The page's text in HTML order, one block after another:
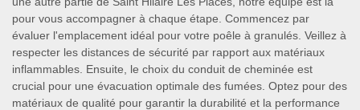
pour vous accompagner à chaque étape. Commencez par
évaluer l'emplacement idéal pour votre poêle à granulés. Veillez à
respecter les distances de sécurité par rapport aux matériaux
inflammables. Ensuite, le choix du conduit de cheminée est
crucial pour une évacuation optimale des fumées. Optez pour des
matériaux de qualité pour garantir la durabilité et la performance